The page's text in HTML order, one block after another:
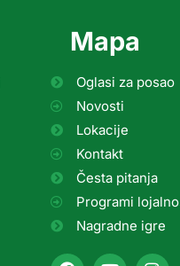
Mapa
Oglasi za posao
Novosti
Lokacije
Kontakt
Česta pitanja
Programi
Nagradne igre